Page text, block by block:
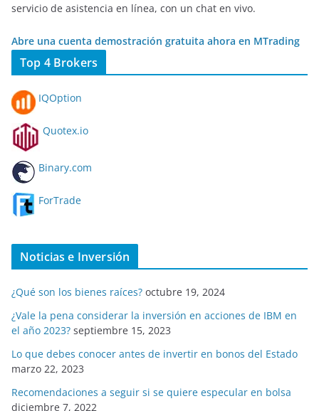
servicio de asistencia en línea, con un chat en vivo.
Abre una cuenta demostración gratuita ahora en MTrading
Top 4 Brokers
IQOption
Quotex.io
Binary.com
ForTrade
Noticias e Inversión
¿Qué son los bienes raíces? octubre 19, 2024
¿Vale la pena considerar la inversión en acciones de IBM en
el año 2023? septiembre 15, 2023
Lo que debes conocer antes de invertir en bonos del Estado
marzo 22, 2023
Recomendaciones a seguir si se quiere especular en bolsa
diciembre 7, 2022